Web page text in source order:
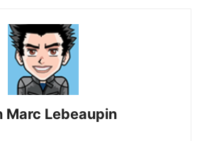
Marc Lebeaupin